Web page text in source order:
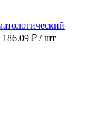
186.09 ₽ / шт